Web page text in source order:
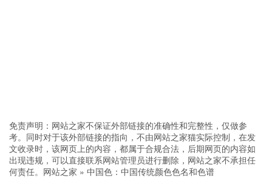
免责声明：网站之家不保证外部链接的准确性和完整性，仅做参
考。同时对于该外部链接的指向，不由网站之家猫实际控制，在发
文收录时，该网页上的内容，都属于合规合法，后期网页的内容如
出现违规，可以直接联系网站管理员进行删除，网站之家不承担任
何责任。 网站之家 » 中国色：中国传统颜色色名和色谱